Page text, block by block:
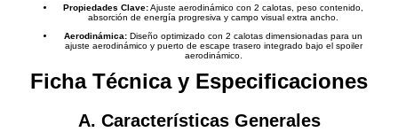
Propiedades Clave:Ajuste aerodinámico con 2 calotas, peso contenido,
absorción de energía progresiva y campo visual extra ancho.
Aerodinámica: Diseño optimizado con 2 calotas dimensionadas para un
ajuste aerodinámico y puerto de escape trasero integrado bajo el spoiler
aerodinámico.
Ficha Técnica y Especificaciones
A. Características Generales